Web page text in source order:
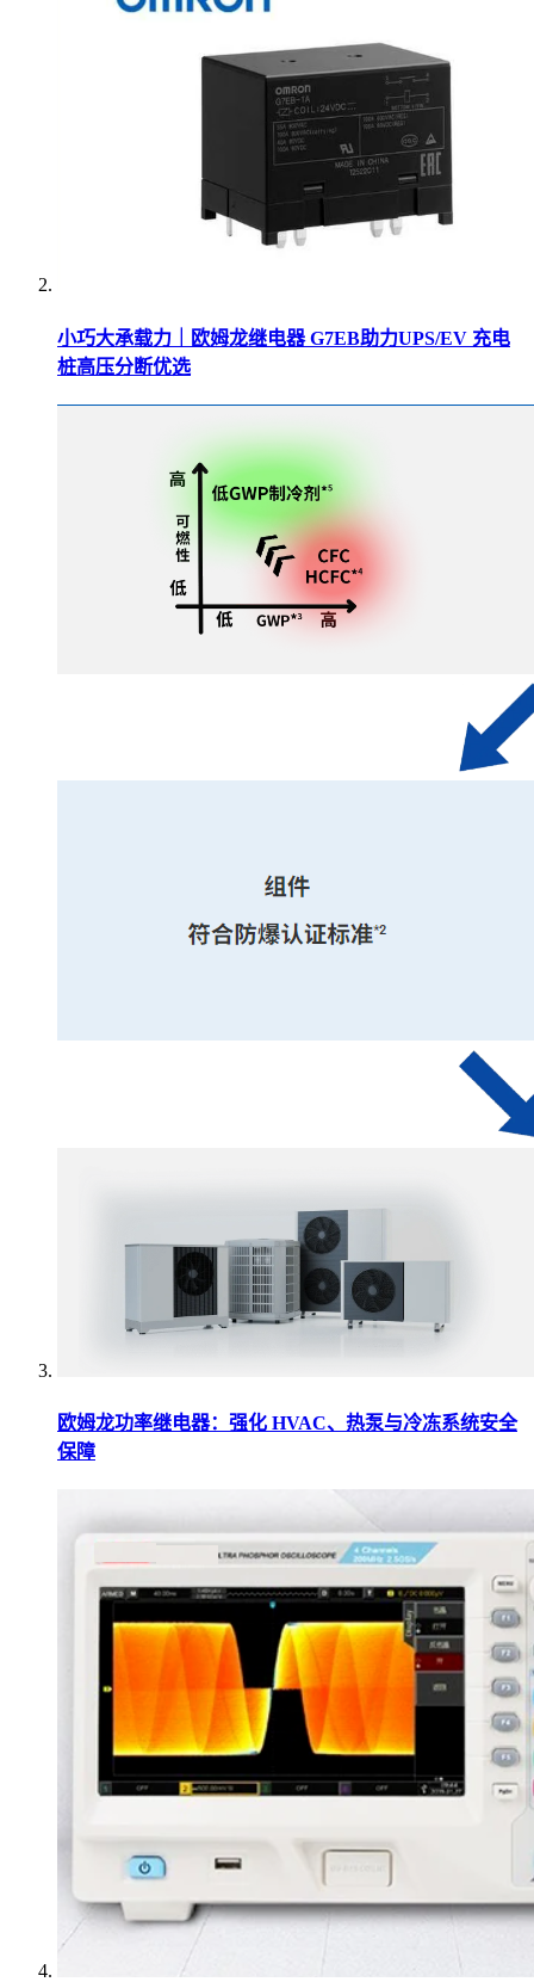
小巧大承载力｜欧姆龙继电器 G7EB助力UPS/EV 充电
桩高压分断优选
欧姆龙功率继电器：强化 HVAC、热泵与冷冻系统安全
保障